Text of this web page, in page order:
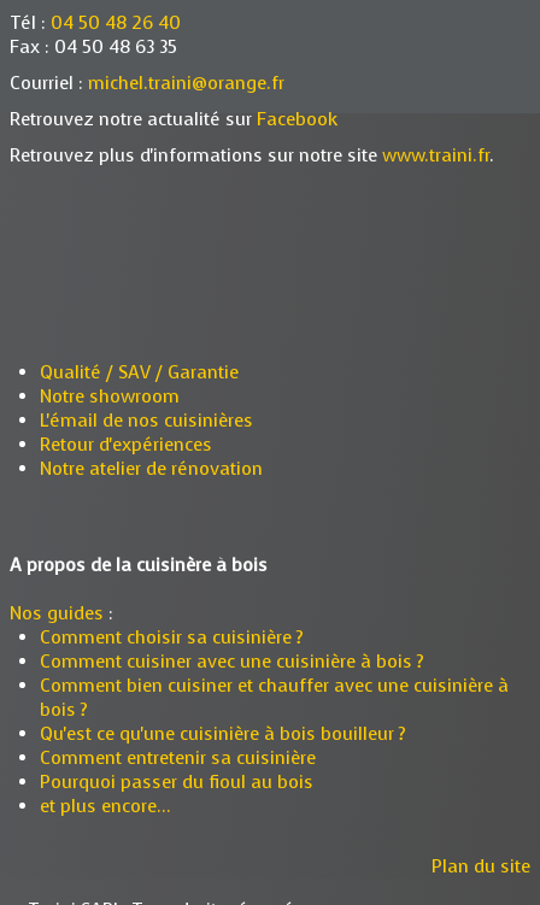
Tél : 04 50 48 26 40
Fax : 04 50 48 63 35
Courriel : michel.traini@orange.fr
Retrouvez notre actualité sur Facebook
Retrouvez plus d'informations sur notre site www.traini.fr.
Qualité / SAV / Garantie
Notre showroom
L'émail de nos cuisinières
Retour d'expériences
Notre atelier de rénovation
A propos de la cuisinère à bois
Nos guides :
Comment choisir sa cuisinière ?
Comment cuisiner avec une cuisinière à bois ?
Comment bien cuisiner et chauffer avec une cuisinière à
bois ?
Qu'est ce qu'une cuisinière à bois bouilleur ?
Comment entretenir sa cuisinière
Pourquoi passer du fioul au bois
et plus encore...
Plan du site